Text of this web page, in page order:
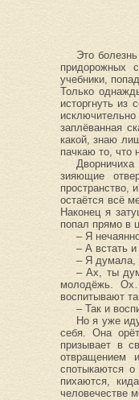
Это
придорожных
учебники,
Только
исторгнуть из
заплёванная
какой, знаю
пачкаю то, что
зияющие
пространство,
остаётся всё
Наконец я
попал прямо в
– Я
– А встать
– Я думала,
– Ах, ты
молодёжь.
воспитывают
– Так и
Но я уже
себя. Она
призывает в
отвращением
спотыкаются
пихаются,
человечестве